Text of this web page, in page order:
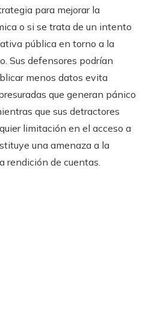
para mejorar la
o si se trata de un intento
pública en torno a la
Sus defensores podrían
menos datos evita
que generan pánico
que sus detractores
limitación en el acceso a
una amenaza a la
rendición de cuentas.